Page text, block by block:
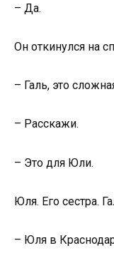
– Да.
Он откинулся на
– Галь, это
– Расскажи.
– Это для Юли.
Юля. Его сестра.
– Юля в